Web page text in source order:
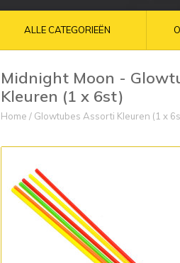
ALLE CATEGORIEËN
Midnight Moon -
Kleuren (1 x 6st)
Home / Glowtubes Assorti Kleuren (1 x